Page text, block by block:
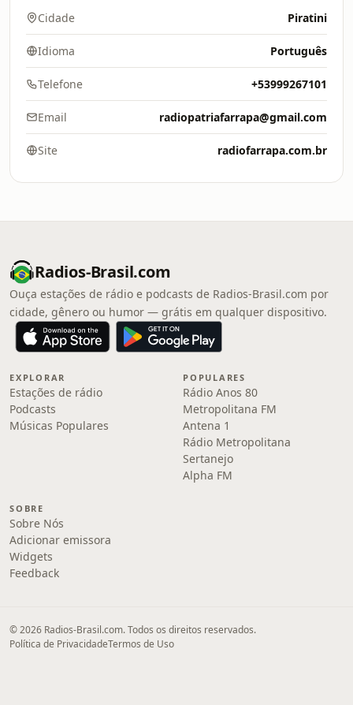
Cidade Piratini
Idioma Português
Telefone +53999267101
Email radiopatriafarrapa@gmail.com
Site radiofarrapa.com.br
Radios-Brasil.com
Ouça estações de rádio e podcasts de Radios-Brasil.com por
cidade, gênero ou humor — grátis em qualquer dispositivo.
EXPLORAR
Estações de rádio
Podcasts
Músicas Populares
POPULARES
Rádio Anos 80
Metropolitana FM
Antena 1
Rádio Metropolitana
Sertanejo
Alpha FM
SOBRE
Sobre Nós
Adicionar emissora
Widgets
Feedback
© 2026 Radios-Brasil.com. Todos os direitos reservados.
Política de PrivacidadeTermos de Uso